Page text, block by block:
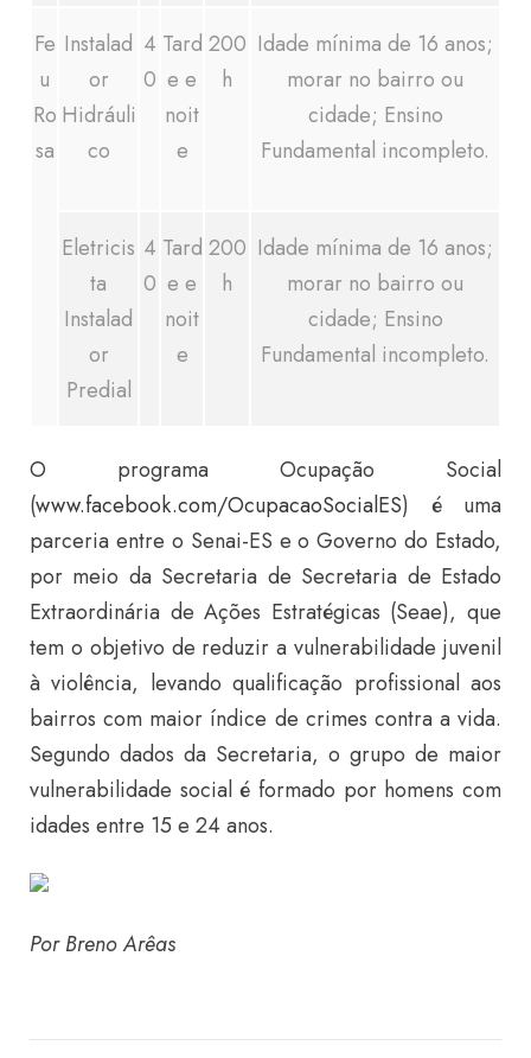
Fe
u
Ro
sa
Instalad
or
Hidráuli
co
4
0
Tard
e e
noit
e
200
h
Idade mínima de 16 anos;
morar no bairro ou
cidade; Ensino
Fundamental incompleto.
Eletricis
ta
Instalad
or
Predial
4
0
Tard
e e
noit
e
200
h
Idade mínima de 16 anos;
morar no bairro ou
cidade; Ensino
Fundamental incompleto.
O programa Ocupação Social
(www.facebook.com/OcupacaoSocialES) é uma
parceria entre o Senai-ES e o Governo do Estado,
por meio da Secretaria de Secretaria de Estado
Extraordinária de Ações Estratégicas (Seae), que
tem o objetivo de reduzir a vulnerabilidade juvenil
à violência, levando qualificação profissional aos
bairros com maior índice de crimes contra a vida.
Segundo dados da Secretaria, o grupo de maior
vulnerabilidade social é formado por homens com
idades entre 15 e 24 anos.
Por Breno Arêas